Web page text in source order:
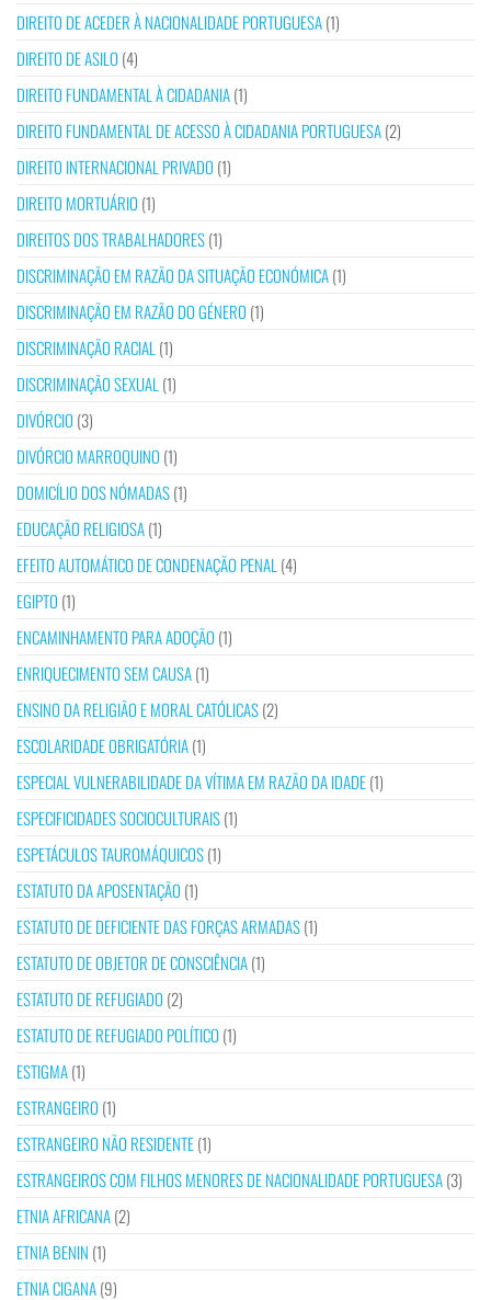
DIREITO DE ACEDER À NACIONALIDADE PORTUGUESA(1)
DIREITO DE ASILO (4)
DIREITO FUNDAMENTAL À CIDADANIA(1)
DIREITO FUNDAMENTAL DE ACESSO À CIDADANIA PORTUGUESA(2)
DIREITO INTERNACIONAL PRIVADO (1)
DIREITO MORTUÁRIO (1)
DIREITOS DOS TRABALHADORES(1)
DISCRIMINAÇÃO EM RAZÃO DA SITUAÇÃO ECONÓMICA(1)
DISCRIMINAÇÃO EM RAZÃO DO GÉNERO (1)
DISCRIMINAÇÃO RACIAL (1)
DISCRIMINAÇÃO SEXUAL (1)
DIVÓRCIO (3)
DIVÓRCIO MARROQUINO (1)
DOMICÍLIO DOS NÓMADAS(1)
EDUCAÇÃO RELIGIOSA(1)
EFEITO AUTOMÁTICO DE CONDENAÇÃO PENAL (4)
EGIPTO (1)
ENCAMINHAMENTO PARA ADOÇÃO (1)
ENRIQUECIMENTO SEM CAUSA(1)
ENSINO DA RELIGIÃO E MORAL CATÓLICAS(2)
ESCOLARIDADE OBRIGATÓRIA(1)
ESPECIAL VULNERABILIDADE DA VÍTIMA EM RAZÃO DA IDADE(1)
ESPECIFICIDADES SOCIOCULTURAIS(1)
ESPETÁCULOS TAUROMÁQUICOS(1)
ESTATUTO DA APOSENTAÇÃO (1)
ESTATUTO DE DEFICIENTE DAS FORÇAS ARMADAS(1)
ESTATUTO DE OBJETOR DE CONSCIÊNCIA(1)
ESTATUTO DE REFUGIADO (2)
ESTATUTO DE REFUGIADO POLÍTICO (1)
ESTIGMA(1)
ESTRANGEIRO (1)
ESTRANGEIRO NÃO RESIDENTE(1)
ESTRANGEIROS COM FILHOS MENORES DE NACIONALIDADE PORTUGUESA(3)
ETNIA AFRICANA(2)
ETNIA BENIN (1)
ETNIA CIGANA(9)